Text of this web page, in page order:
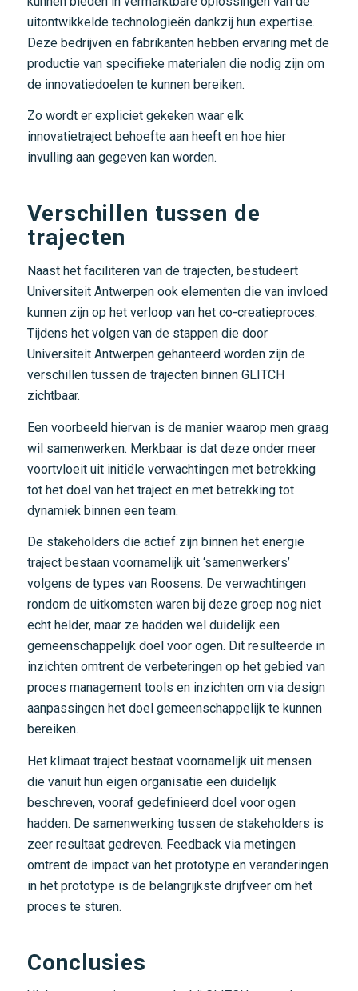
uitontwikkelde technologieën dankzij hun expertise.
Deze bedrijven en fabrikanten hebben ervaring met de
productie van specifieke materialen die nodig zijn om
de innovatiedoelen te kunnen bereiken.
Zo wordt er expliciet gekeken waar elk
innovatietraject behoefte aan heeft en hoe hier
invulling aan gegeven kan worden.
Verschillen tussen de
trajecten
Naast het faciliteren van de trajecten, bestudeert
Universiteit Antwerpen ook elementen die van invloed
kunnen zijn op het verloop van het co-creatieproces.
Tijdens het volgen van de stappen die door
Universiteit Antwerpen gehanteerd worden zijn de
verschillen tussen de trajecten binnen GLITCH
zichtbaar.
Een voorbeeld hiervan is de manier waarop men graag
wil samenwerken. Merkbaar is dat deze onder meer
voortvloeit uit initiële verwachtingen met betrekking
tot het doel van het traject en met betrekking tot
dynamiek binnen een team.
De stakeholders die actief zijn binnen het energie
traject bestaan voornamelijk uit ‘samenwerkers’
volgens de types van Roosens. De verwachtingen
rondom de uitkomsten waren bij deze groep nog niet
echt helder, maar ze hadden wel duidelijk een
gemeenschappelijk doel voor ogen. Dit resulteerde in
inzichten omtrent de verbeteringen op het gebied van
proces management tools en inzichten om via design
aanpassingen het doel gemeenschappelijk te kunnen
bereiken.
Het klimaat traject bestaat voornamelijk uit mensen
die vanuit hun eigen organisatie een duidelijk
beschreven, vooraf gedefinieerd doel voor ogen
hadden. De samenwerking tussen de stakeholders is
zeer resultaat gedreven. Feedback via metingen
omtrent de impact van het prototype en veranderingen
in het prototype is de belangrijkste drijfveer om het
proces te sturen.
Conclusies